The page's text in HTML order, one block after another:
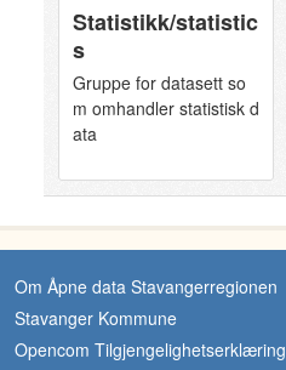
Statistikk/statistic
s
Gruppe for datasett so
m omhandler statistisk d
ata
Om Åpne data Stavangerregionen
Stavanger Kommune
Opencom Tilgjengelighetserklæring